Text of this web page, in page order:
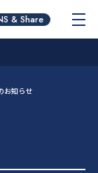
& Share
お知らせ